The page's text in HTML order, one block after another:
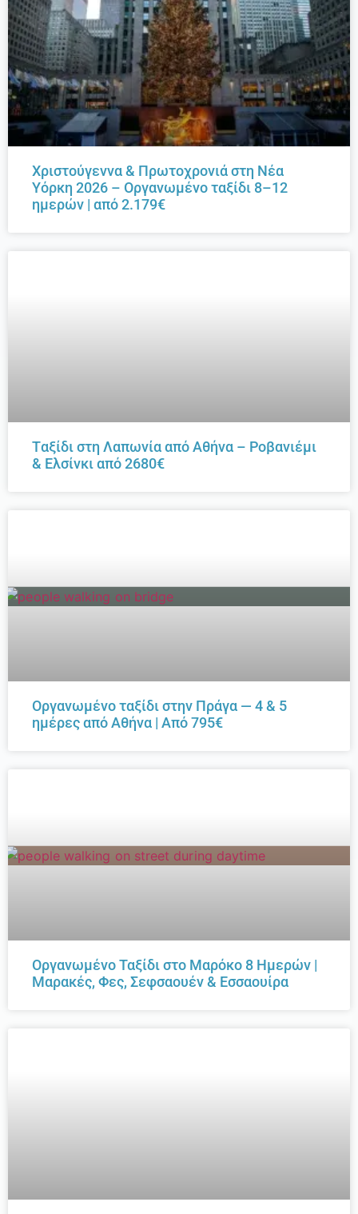
Χριστούγεννα & Πρωτοχρονιά στη Νέα
Υόρκη 2026 – Οργανωμένο ταξίδι 8–12
ημερών | από 2.179€
Tαξίδι στη Λαπωνία από Αθήνα – Ροβανιέμι
& Ελσίνκι από 2680€
Οργανωμένο ταξίδι στην Πράγα — 4 & 5
ημέρες από Αθήνα | Από 795€
Οργανωμένο Ταξίδι στο Μαρόκο 8 Ημερών |
Μαρακές, Φες, Σεφσαουέν & Εσσαουίρα